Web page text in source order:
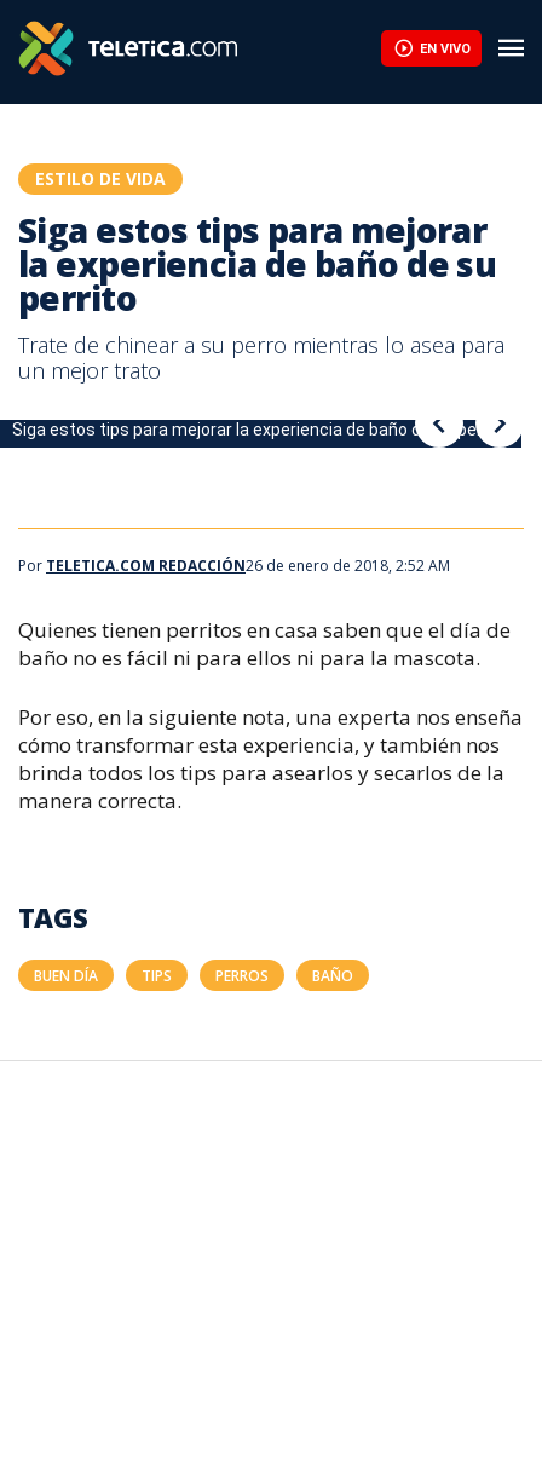
EN VIVO
ESTILO DE VIDA
Siga estos tips para mejorar
la experiencia de baño de su
perrito
Trate de chinear a su perro mientras lo asea para
un mejor trato
Siga estos tips para mejorar la experiencia de baño de su perrito
Siga estos tips para mejorar la experiencia de baño de su perrito
Por TELETICA.COM REDACCIÓN26 de enero de 2018, 2:52 AM
Quienes tienen perritos en casa saben que el día de
baño no es fácil ni para ellos ni para la mascota.
Por eso, en la siguiente nota, una experta nos enseña
cómo transformar esta experiencia, y también nos
brinda todos los tips para asearlos y secarlos de la
manera correcta.
TAGS
BUEN DÍA TIPS PERROS BAÑO